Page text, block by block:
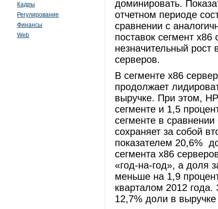
Кадры
Регулирование
Финансы
Web
доминировать.
отчетном периоде
сравнении с
поставок сегмент
незначительный рост
серверов.
В сегменте x86
продолжает
выручке. При этом,
сегменте и 1,5
сегменте в
сохраняет за собой
показателем 20,6%
сегмента x86
«год-на-год», а доля
меньше на 1,9
кварталом 2012 года.
12,7% доли в выручке